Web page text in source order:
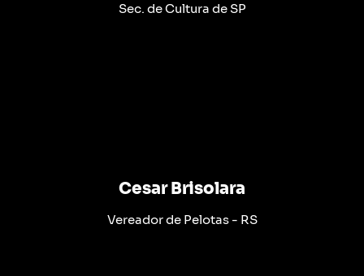
Sec. de Cultura de SP
Cesar Brisolara
Vereador de Pelotas - RS